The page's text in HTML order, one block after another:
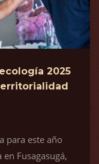
2025
para este año
Fusagasugá,